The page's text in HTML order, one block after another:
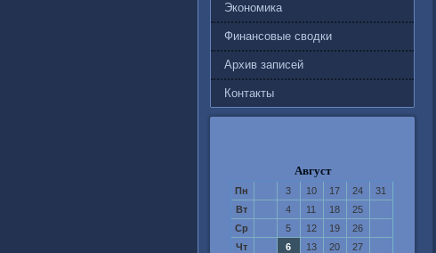
Экономика
Финансовые сводки
Архив записей
Контакты
Август
Пн 3 10 17 24
31
Вт
4 11 18
25
Ср
5 12 19
26
Чт
6 13 20
27